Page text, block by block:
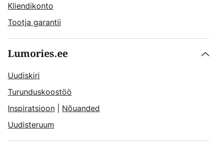
Kliendikonto
Tootja garantii
Lumories.ee
Uudiskiri
Turunduskoostöö
Inspiratsioon
Nõuanded
Uudisteruum